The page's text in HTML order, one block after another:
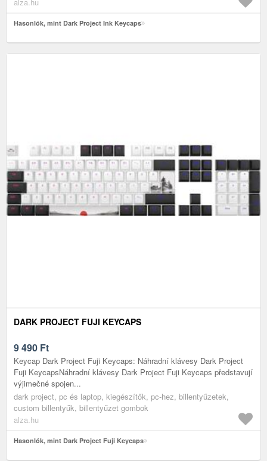
Hasonlók, mint Dark Project Ink Keycaps
DARK PROJECT FUJI KEYCAPS
9 490 Ft
Keycap Dark Project Fuji Keycaps: Náhradní klávesy Dark Project
Fuji KeycapsNáhradní klávesy Dark Project Fuji Keycaps představují
výjimečné spojen...
dark project, pc és laptop, kiegészítők, pc-hez, billentyűzetek,
custom billentyűk, billentyűzet gombok
alza.hu
Hasonlók, mint Dark Project Fuji Keycaps